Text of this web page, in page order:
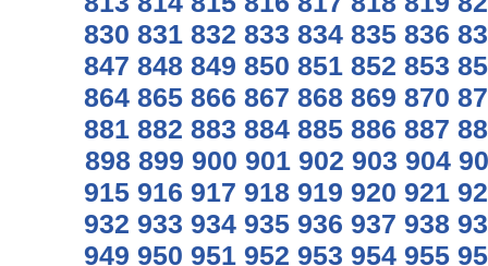
830 831 832 833 834 835 836
847 848 849 850 851 852 853
864 865 866 867 868 869 870
881 882 883 884 885 886 887
898 899 900 901 902 903 904
915 916 917 918 919 920 921
932 933 934 935 936 937 938
949 950 951 952 953 954 955